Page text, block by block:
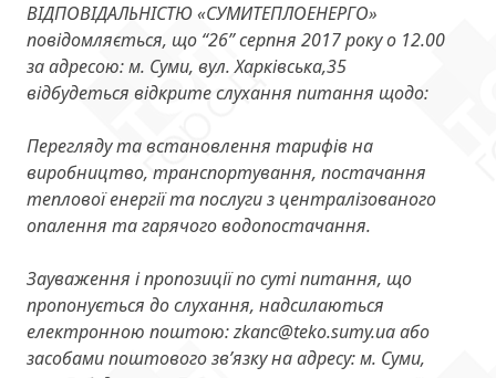
ВІДПОВІДАЛЬНІСТЮ «СУМИТЕПЛОЕНЕРГО»
повідомляється, що “26” серпня 2017 року о 12.00
за адресою: м. Суми, вул. Харківська,35
відбудеться відкрите слухання питання щодо:
Перегляду та встановлення тарифів на
виробництво, транспортування, постачання
теплової енергії та послуги з централізованого
опалення та гарячого водопостачання.
Зауваження і пропозиції по суті питання, що
пропонується до слухання, надсилаються
електронною поштою:zkanc@teko.sumy.uaабо
засобами поштового зв’язку на адресу: м. Суми,